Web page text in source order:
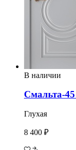
В наличии
Смальта-
Глухая
8 400 ₽